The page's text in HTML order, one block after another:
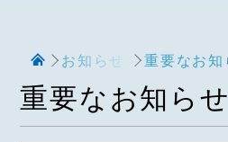
お知らせ 重要なお知
重要なお知らせ